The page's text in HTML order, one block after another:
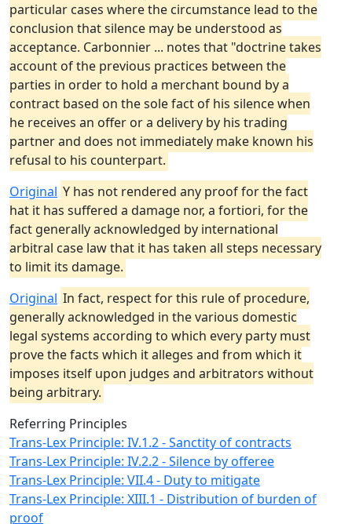
particular cases where the circumstance lead to the
conclusion that silence may be understood as
acceptance. Carbonnier ... notes that "doctrine takes
account of the previous practices between the
parties in order to hold a merchant bound by a
contract based on the sole fact of his silence when
he receives an offer or a delivery by his trading
partner and does not immediately make known his
refusal to his counterpart.
Original Y has not rendered any proof for the fact
hat it has suffered a damage nor, a fortiori, for the
fact generally acknowledged by international
arbitral case law that it has taken all steps necessary
to limit its damage.
Original In fact, respect for this rule of procedure,
generally acknowledged in the various domestic
legal systems according to which every party must
prove the facts which it alleges and from which it
imposes itself upon judges and arbitrators without
being arbitrary.
Referring Principles
Trans-Lex Principle: IV.1.2 - Sanctity of contracts
Trans-Lex Principle: IV.2.2 - Silence by offeree
Trans-Lex Principle: VII.4 - Duty to mitigate
Trans-Lex Principle: XIII.1 - Distribution of burden of
proof